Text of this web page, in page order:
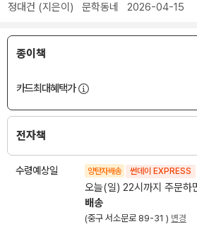
정대건 (지은이) 문학동네 2026-04-15
종이책
카드최대혜택가
전자책
수령예상일 양탄자배송 썬데이 EXPRESS
오늘(일) 22시까지 주문하
배송
(중구 서소문로 89-31 ) 변경